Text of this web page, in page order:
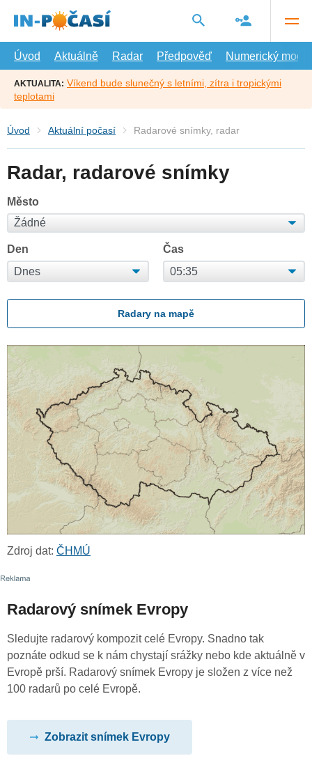
hlavní
Úvod
Aktuálně Radar Předpověď Numerický model
AKTUALITA: Víkend bude slunečný s letními, zítra i tropickými
teplotami
Úvod Aktuální počasí Radarové snímky, radar
Radar, radarové snímky
Město
Den Čas
Radary na mapě
Zdroj dat: ČHMÚ
Radarový snímek Evropy
Sledujte radarový kompozit celé Evropy. Snadno tak
poznáte odkud se k nám chystají srážky nebo kde aktuálně v
Evropě prší. Radarový snímek Evropy je složen z více než
100 radarů po celé Evropě.
Zobrazit snímek Evropy